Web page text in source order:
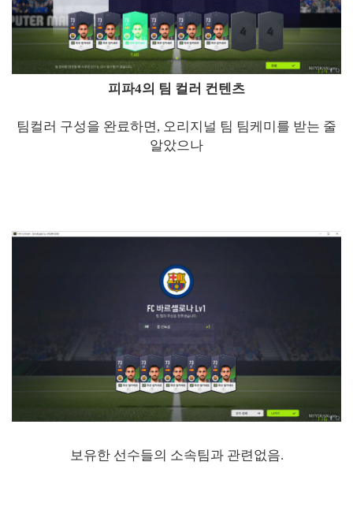
피파4의 팀 컬러 컨텐츠
팀컬러 구성을 완료하면, 오리지널 팀 팀케미를 받는 줄
알았으나
보유한 선수들의 소속팀과 관련없음.